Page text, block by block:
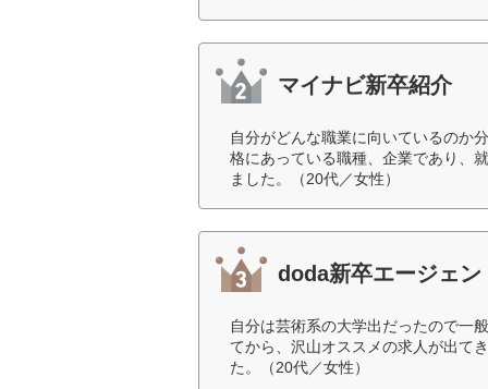
マイナビ新卒紹介
自分がどんな職業に向いているのか
格にあっている職種、企業であり、
ました。（20代／女性）
doda新卒エージェン
自分は芸術系の大学出だったので一
てから、沢山オススメの求人が出て
た。（20代／女性）